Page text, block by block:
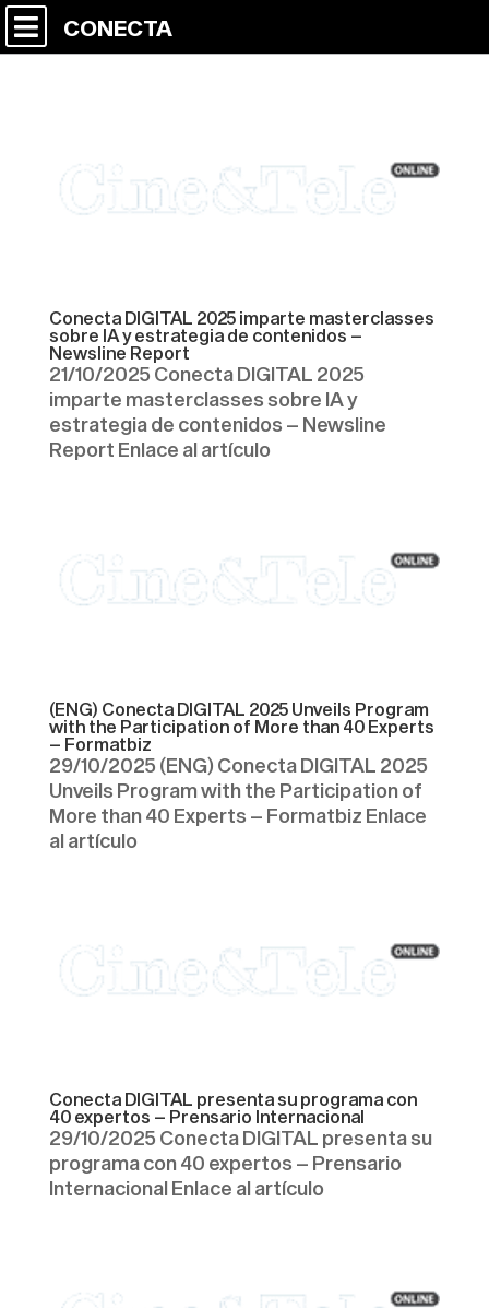
CONECTA
Conecta DIGITAL 2025 imparte masterclasses
sobre IA y estrategia de contenidos –
Newsline Report
21/10/2025 Conecta DIGITAL 2025
imparte masterclasses sobre IA y
estrategia de contenidos – Newsline
Report Enlace al artículo
(ENG) Conecta DIGITAL 2025 Unveils Program
with the Participation of More than 40 Experts
– Formatbiz
29/10/2025 (ENG) Conecta DIGITAL 2025
Unveils Program with the Participation of
More than 40 Experts – Formatbiz Enlace
al artículo
Conecta DIGITAL presenta su programa con
40 expertos – Prensario Internacional
29/10/2025 Conecta DIGITAL presenta su
programa con 40 expertos – Prensario
Internacional Enlace al artículo